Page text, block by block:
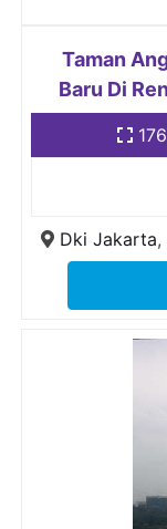
Taman
Baru Di
Dki Jakarta,